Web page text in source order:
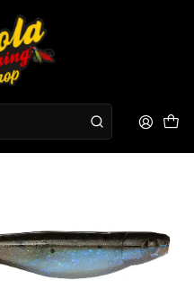
Baby Z Too - the deal